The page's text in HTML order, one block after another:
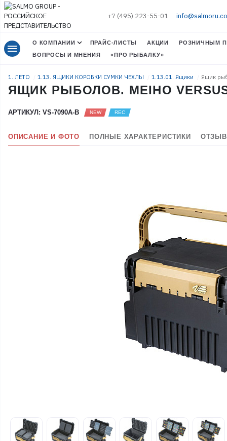
+7 (495) 223-55-01
menu О КОМПАНИИ ПРАЙС-ЛИСТЫ АКЦИИ
РОЗНИЧНЫМ
ВОПРОСЫ И МНЕНИЯ
«ПРО РЫБАЛКУ»
1. ЛЕТО 1.13. ЯЩИКИ КОРОБКИ СУМКИ ЧЕХЛЫ 1.13.01. Ящики Ящик
ЯЩИК РЫБОЛОВ. MEIHO VERSUS
АРТИКУЛ: VS-7090A-B
ОПИСАНИЕ И ФОТО ПОЛНЫЕ ХАРАКТЕРИСТИКИ